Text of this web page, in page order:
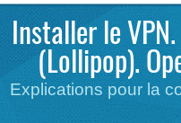
Installer le
(Lollipop).
Explications pour la